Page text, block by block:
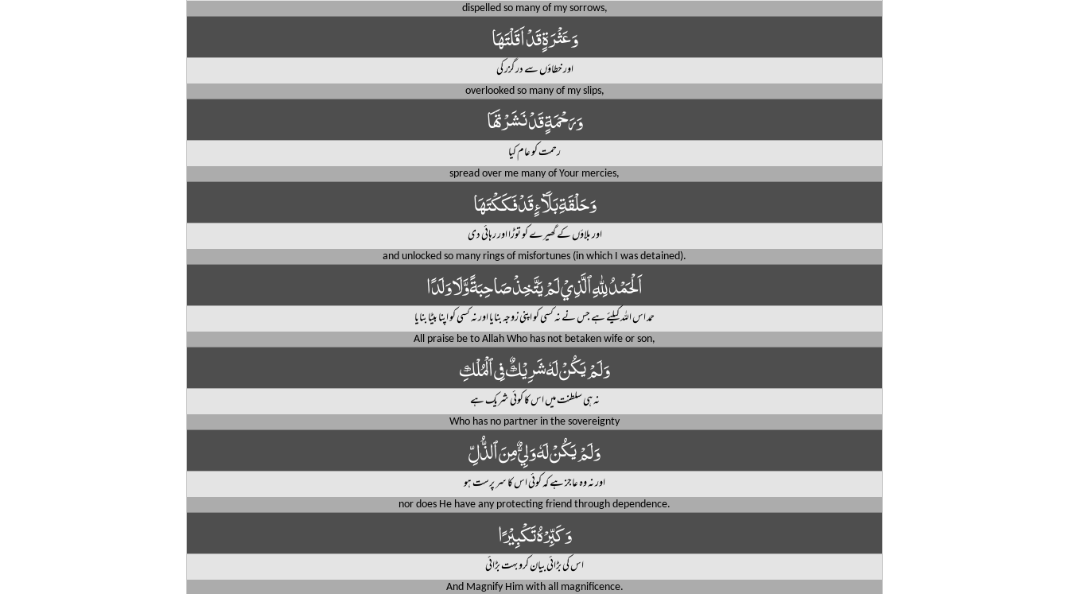
dispelled so many of my sorrows,
وَعَثْرَةٍ قَدْ اَقَلْتَهَا
اور خطاؤں سے در گزر کی
overlooked so many of my slips,
وَرَحْمَةٍ قَدْ نَشَرْتَهَا
رحمت کو عام کیا
spread over me many of Your mercies,
وَحَلْقَةِ بَلَآءٍ قَدْ فَكَكْتَهَا
اور بلاؤں کے گھیرے کو توڑا اور رہائی دی
and unlocked so many rings of misfortunes (in which I was detained).
اَلْحَمْدُ لِلّٰهِ ٱلَّذِيْ لَمْ يَتَّخِذْ صَاحِبَةً وَّلَا وَلَدًا
حمد اس اللہ کیلئے ہے جس نے نہ کسی کو اپنی زوجہ بنایا اور نہ کسی کو اپنا بیٹا بنایا
All praise be to Allah Who has not betaken wife or son,
وَلَمْ يَكُنْ لَهٗ شَرِيْكٌ فِى ٱلْمُلْكِ
نہ ہی سلطنت میں اس کا کوئی شریک ہے
Who has no partner in the sovereignty
وَلَمْ يَكُنْ لَهٗ وَلِيٌّ مِنَ ٱلذُّلِّ
اور نہ وہ عاجز ہے کہ کوئی اس کا سر پرست ہو
nor does He have any protecting friend through dependence.
وَكَبِّرْهُ تَكْبِيْرًا
اس کی بڑائی بیان کرو بہت بڑائی
And Magnify Him with all magnificence.